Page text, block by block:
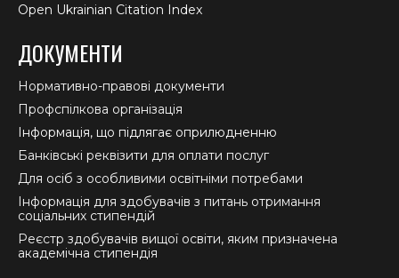
Open Ukrainian Citation Index
ДОКУМЕНТИ
Нормативно-правові документи
Профспілкова організація
Інформація, що підлягає оприлюдненню
Банківські реквізити для оплати послуг
Для осіб з особливими освітніми потребами
Інформація для здобувачів з питань отримання
соціальних стипендій
Реєстр здобувачів вищої освіти, яким призначена
академічна стипендія